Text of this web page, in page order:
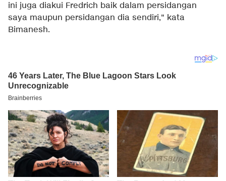
ini juga diakui Fredrich baik dalam persidangan
saya maupun persidangan dia sendiri," kata
Bimanesh.